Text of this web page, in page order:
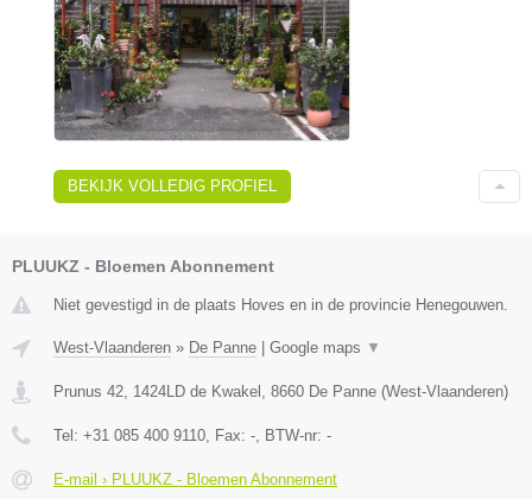
BEKIJK VOLLEDIG PROFIEL
PLUUKZ - Bloemen Abonnement
Niet gevestigd in de plaats Hoves en in de provincie Henegouwen.
West-Vlaanderen » De Panne Google maps ▼
Prunus 42, 1424LD de Kwakel , 8660 De Panne (West-Vlaanderen)
Tel: +31 085 400 9110, Fax: -, BTW-nr: -
E-mail › PLUUKZ - Bloemen Abonnement